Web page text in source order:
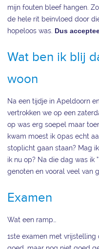
mijn fouten bleef hangen.
de hele rit beïnvloed door
hopeloos was. Dus
Wat ben ik blij
woon
Na een tijdje in Apeldoorn
vertrokken we op een
op was erg soepel maar
kwam moest ik 0pas echt
stoplicht gaan staan? Mag
ik nu op? Na die dag was ik
genoten en vooral veel van
Examen
Wat een ramp…
1ste examen met